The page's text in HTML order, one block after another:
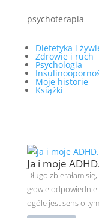
psychoterapia
Dietetyka i
Zdrowie i ruch
Psychologia
Moje historie
Książki
Ja i moje
Długo zbierałam
głowie odpowiednie
ogóle jest sens o